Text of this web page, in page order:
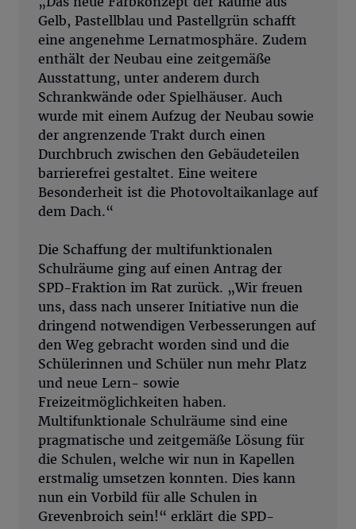
Gelb, Pastellblau und Pastellgrün schafft
eine angenehme Lernatmosphäre. Zudem
enthält der Neubau eine zeitgemäße
Ausstattung, unter anderem durch
Schrankwände oder Spielhäuser. Auch
wurde mit einem Aufzug der Neubau sowie
der angrenzende Trakt durch einen
Durchbruch zwischen den Gebäudeteilen
barrierefrei gestaltet. Eine weitere
Besonderheit ist die Photovoltaikanlage auf
dem Dach.“
Die Schaffung der multifunktionalen
Schulräume ging auf einen Antrag der
SPD-Fraktion im Rat zurück. „Wir freuen
uns, dass nach unserer Initiative nun die
dringend notwendigen Verbesserungen auf
den Weg gebracht worden sind und die
Schülerinnen und Schüler nun mehr Platz
und neue Lern- sowie
Freizeitmöglichkeiten haben.
Multifunktionale Schulräume sind eine
pragmatische und zeitgemäße Lösung für
die Schulen, welche wir nun in Kapellen
erstmalig umsetzen konnten. Dies kann
nun ein Vorbild für alle Schulen in
Grevenbroich sein!“ erklärt die SPD-